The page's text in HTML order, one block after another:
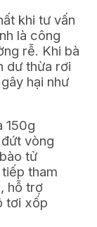
khi tư vấn
là công
rễ. Khi bà
dư thừa rơi
hại như
150g
vòng
tử
tham
hỗ trợ
tơi xốp